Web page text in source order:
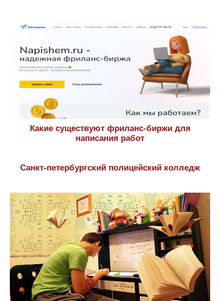
Какие существуют фриланс-биржи для
написания работ
Санкт-петербургский полицейский колледж